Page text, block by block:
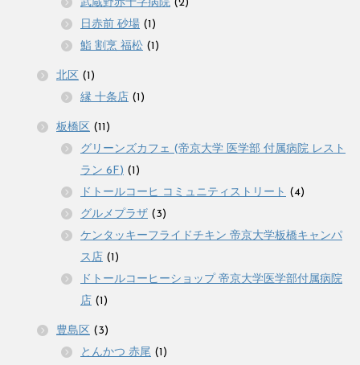
武蔵野赤十字病院 (2)
日赤前 砂場 (1)
鮨 割烹 福松 (1)
北区 (1)
縁 十条店 (1)
板橋区 (11)
グリーンズカフェ (帝京大学 医学部 付属病院 レスト
ラン 6F) (1)
ドトールコーヒ コミュニティストリート (4)
グルメプラザ (3)
ケンタッキーフライドチキン 帝京大学板橋キャンパ
ス店 (1)
ドトールコーヒーショップ 帝京大学医学部付属病院
店 (1)
豊島区 (3)
とんかつ 赤尾 (1)